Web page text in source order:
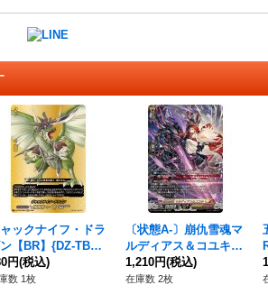
ックナイフ・ドラ
【BR】{DZ-TB01/
《バディファイ
円(税込)
数 1枚
〔状態A-〕崩仇雪魂マ
ルディアス＆コユキ
【SR】{DZ-SS16/SR5
7}《ケテルサンクチュ
1,210円(税込)
在庫数 2枚